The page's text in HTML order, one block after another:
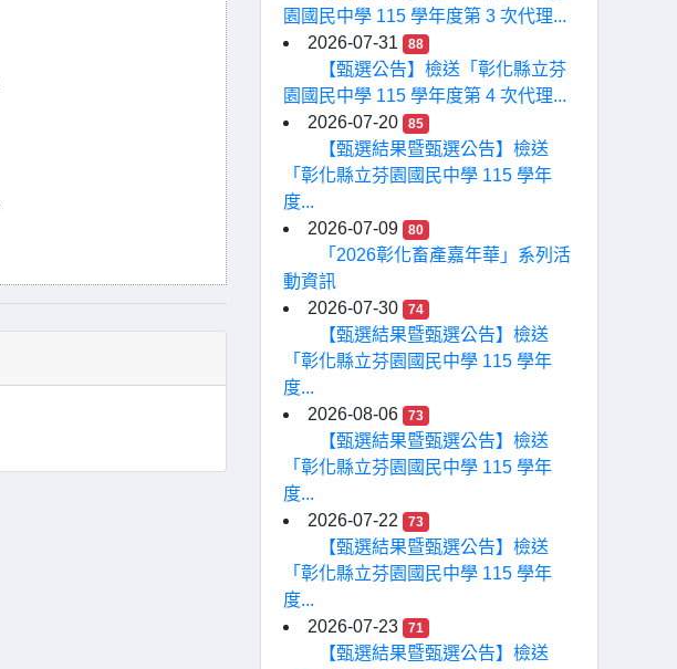
園國民中學 115 學年度第 3 次代理...
2026-07-31
88
【甄選公告】檢送「彰化縣立芬
園國民中學 115 學年度第 4 次代理...
2026-07-20
85
【甄選結果暨甄選公告】檢送
「彰化縣立芬園國民中學 115 學年
度...
2026-07-09
80
「2026彰化畜產嘉年華」系列活
動資訊
2026-07-30
74
【甄選結果暨甄選公告】檢送
「彰化縣立芬園國民中學 115 學年
度...
2026-08-06
73
【甄選結果暨甄選公告】檢送
「彰化縣立芬園國民中學 115 學年
度...
2026-07-22
73
【甄選結果暨甄選公告】檢送
「彰化縣立芬園國民中學 115 學年
度...
2026-07-23
71
【甄選結果暨甄選公告】檢送